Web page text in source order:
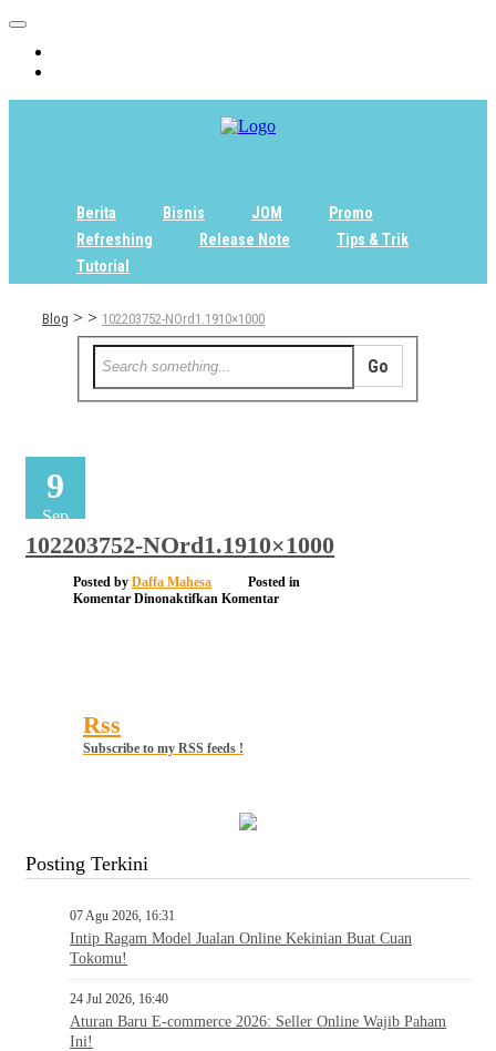
Berita Bisnis JOM
Promo
Refreshing
Release Note
Tips & Trik
Tutorial
Blog > > 102203752-NOrd1.1910×1000
9
Sep
102203752-NOrd1.1910×1000
Posted by Daffa Mahesa
Posted in
Komentar Dinonaktifkan pada
Komentar
Rss
Subscribe to my RSS feeds !
Posting Terkini
07 Agu 2026, 16:31
Intip Ragam Model Jualan Online Kekinian Buat Cuan
Tokomu!
24 Jul 2026, 16:40
Aturan Baru E-commerce 2026: Seller Online Wajib Paham
Ini!